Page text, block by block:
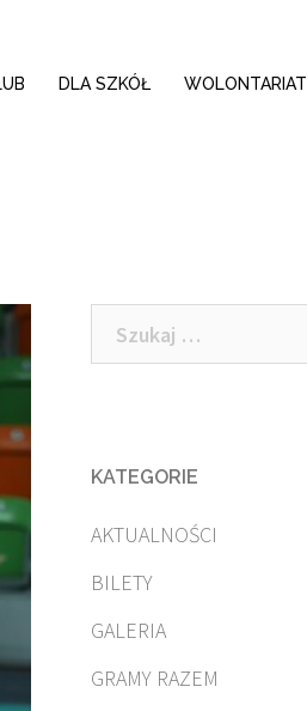
DLA SZKÓŁ WOLONTARIAT
Szukaj:
KATEGORIE
AKTUALNOŚCI
BILETY
GALERIA
GRAMY RAZEM